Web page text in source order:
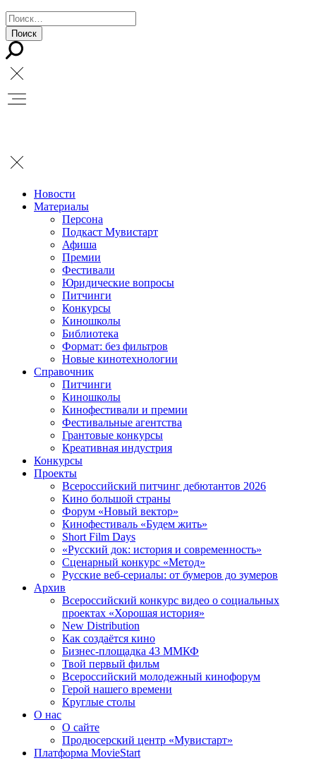
Новости
Материалы
Персона
Подкаст Мувистарт
Афиша
Премии
Фестивали
Юридические вопросы
Питчинги
Конкурсы
Киношколы
Библиотека
Формат: без фильтров
Новые кинотехнологии
Справочник
Питчинги
Киношколы
Кинофестивали и премии
Фестивальные агентства
Грантовые конкурсы
Креативная индустрия
Конкурсы
Проекты
Всероссийский питчинг дебютантов 2026
Кино большой страны
Форум «Новый вектор»
Кинофестиваль «Будем жить»
Short Film Days
«Русский док: история и современность»
Сценарный конкурс «Метод»
Русские веб-сериалы: от бумеров до зумеров
Архив
Всероссийский конкурс видео о социальных
проектах «Хорошая история»
New Distribution
Как создаётся кино
Бизнес-площадка 43 ММКФ
Твой первый фильм
Всероссийский молодежный кинофорум
Герой нашего времени
Круглые столы
О нас
О сайте
Продюсерский центр «Мувистарт»
Платформа MovieStart